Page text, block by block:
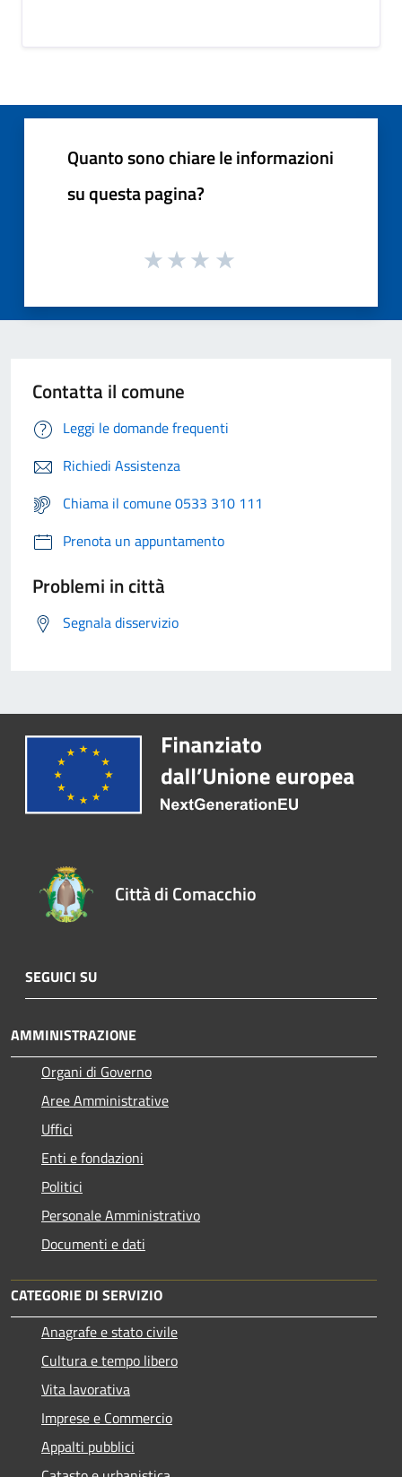
Quanto sono chiare le informazioni
su questa pagina?
Contatta il comune
Leggi le domande frequenti
Richiedi Assistenza
Chiama il comune 0533 310 111
Prenota un appuntamento
Problemi in città
Segnala disservizio
Città di Comacchio
SEGUICI SU
AMMINISTRAZIONE
Organi di Governo
Aree Amministrative
Uffici
Enti e fondazioni
Politici
Personale Amministrativo
Documenti e dati
CATEGORIE DI SERVIZIO
Anagrafe e stato civile
Cultura e tempo libero
Vita lavorativa
Imprese e Commercio
Appalti pubblici